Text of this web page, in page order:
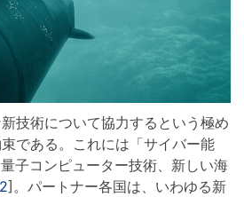
技術について協力するという極め
である。これには「サイバー能
子コンピューター技術、新しい海
]。パートナー各国は、いわゆる新